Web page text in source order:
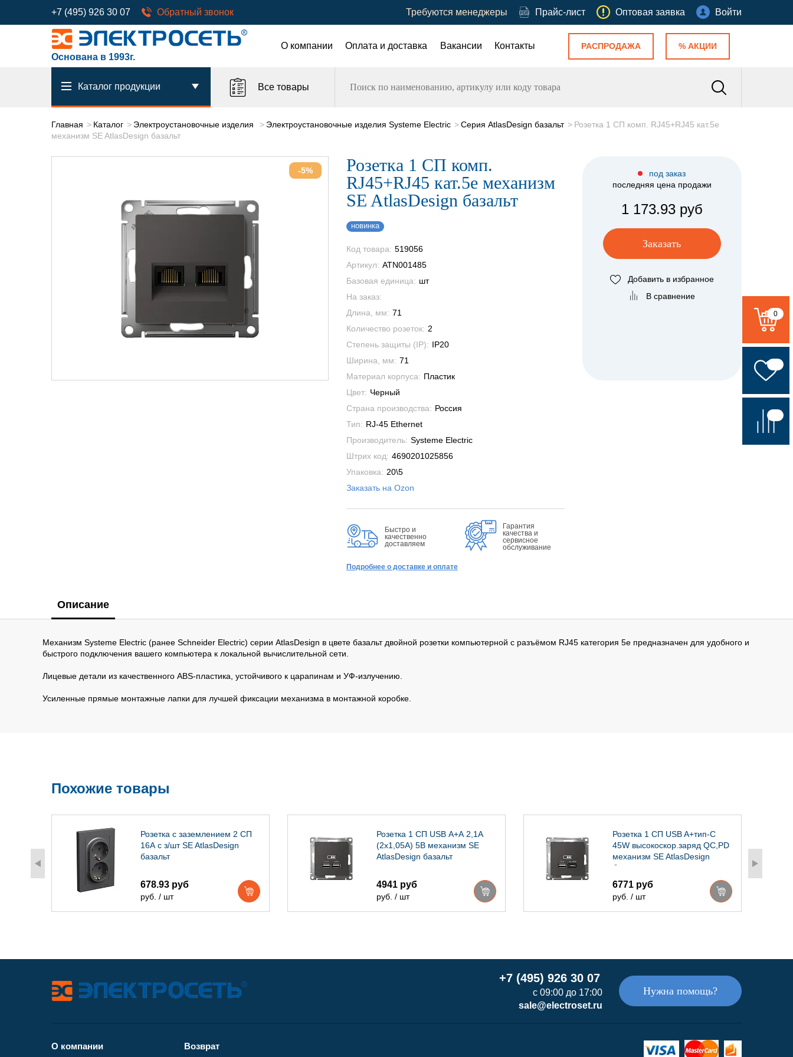
+7 (495) 926 30 07 Обратный звонок Требуются менеджеры Прайс-лист Оптовая заявка Войти
Основана в 1993г.
О компании Оплата и доставка Вакансии Контакты РАСПРОДАЖА % АКЦИИ
Каталог продукции Все товары
Главная Каталог Электроустановочные изделия Электроустановочные изделия Systeme Electric Серия AtlasDesign базальт
Розетка 1 СП комп. RJ45+RJ45 кат.5е
механизм SE AtlasDesign базальт
-5%
Розетка 1 СП комп.
RJ45+RJ45 кат.5е механизм
SE AtlasDesign базальт
новинка
Код товара: 519056
Артикул: ATN001485
Базовая единица: шт
На заказ:
Длина, мм: 71
Количество розеток: 2
Степень защиты (IP): IP20
Ширина, мм: 71
Материал корпуса: Пластик
Цвет: Черный
Страна производства: Россия
Тип: RJ-45 Ethernet
Производитель: Systeme Electric
Штрих код: 4690201025856
Упаковка: 20\5
Заказать на Ozon
Быстро и
качественно
доставляем
Гарантия
качества и
сервисное
обслуживание
Подробнее о доставке и оплате
под заказ
последняя цена продажи
1 173.93 руб
Заказать
Добавить в избранное
В сравнение
Описание
Механизм Systeme Electric (ранее Schneider Electric) серии AtlasDesign в цвете базальт двойной розетки компьютерной с разъёмом RJ45 категория 5е предназначен для удобного и
быстрого подключения вашего компьютера к локальной вычислительной сети.
Лицевые детали из качественного ABS-пластика, устойчивого к царапинам и УФ-излучению.
Усиленные прямые монтажные лапки для лучшей фиксации механизма в монтажной коробке.
Похожие товары
Розетка с заземлением 2 СП
16А с з/шт SE AtlasDesign
базальт
678.93 руб
руб. / шт
Розетка 1 СП USB А+А 2,1А
(2х1,05А) 5В механизм SE
AtlasDesign базальт
4941 руб
руб. / шт
Розетка 1 СП USB A+тип-С
45W высокоскор.заряд QC,PD
механизм SE AtlasDesign
базальт
6771 руб
руб. / шт
+7 (495) 926 30 07
с 09:00 до 17:00
sale@electroset.ru
Нужна помощь?
О компании
Возврат
0